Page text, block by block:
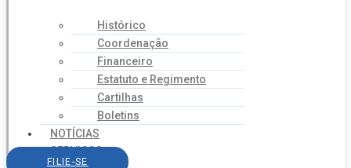
Histórico
Coordenação
Financeiro
Estatuto e Regimento
Cartilhas
Boletins
NOTÍCIAS
SERVIÇOS
FILIE-SE